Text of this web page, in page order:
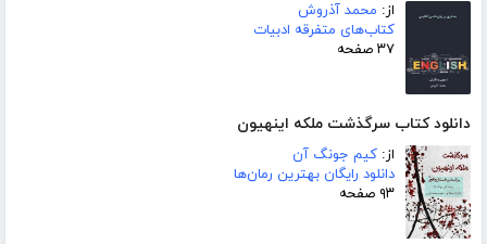
از: محمد آذروش
کتاب‌های متفرقه ادبیات
۳۷ صفحه
دانلود کتاب سرگذشت ملکه اینهیون
از: کیم جونگ آن
دانلود رایگان بهترین رمان‌ها
۹۳ صفحه